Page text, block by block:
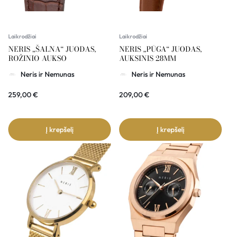
Laikrodžiai
NERIS „ŠALNA“ JUODAS,
ROŽINIO AUKSO
Neris ir Nemunas
259,00€
Į krepšelį
Laikrodžiai
NERIS „PŪGA“ JUODAS,
AUKSINIS 28MM
Neris ir Nemunas
209,00€
Į krepšelį